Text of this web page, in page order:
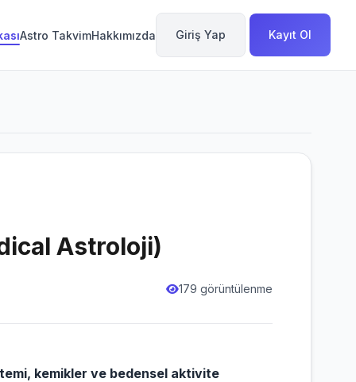
Astro TakvimHakkımızda Giriş Yap Kayıt Ol
Astroloji)
179 görüntülenme
kemikler ve bedensel aktivite